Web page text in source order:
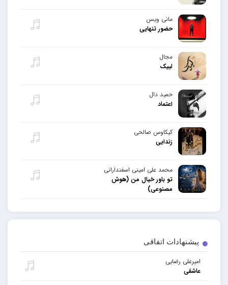
پیشنهادات اتفاقی
امیرعلی رضایی
عاشقی
مانی ویس
حضور تنهایی
مجال
لبیک
حمید دال
اعتماد
کیکاوس صالحی
زندایی
محمد علی امینی اسفندارانی
تو باور خیال من (هوش
مصنوعی)